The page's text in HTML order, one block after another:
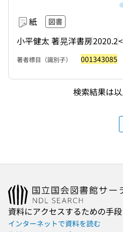
紙 図書
小平健太 著晃洋書房2020.2
著者標目（識別子） 001343085
検索結果は以
資料にアクセスするための手段
インターネットで資料を読む